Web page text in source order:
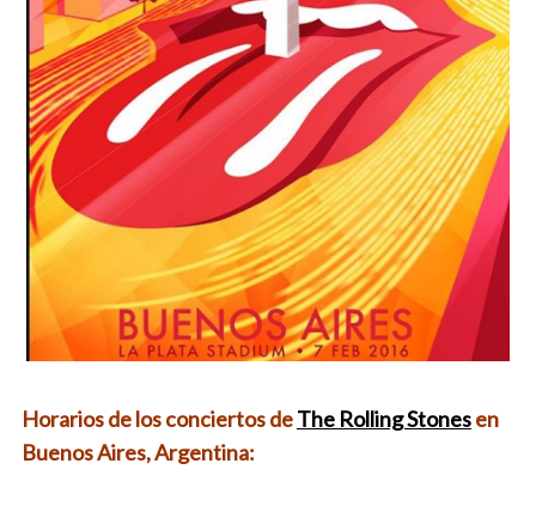
Horarios de los conciertos deThe Rolling Stonesen
Buenos Aires, Argentina: